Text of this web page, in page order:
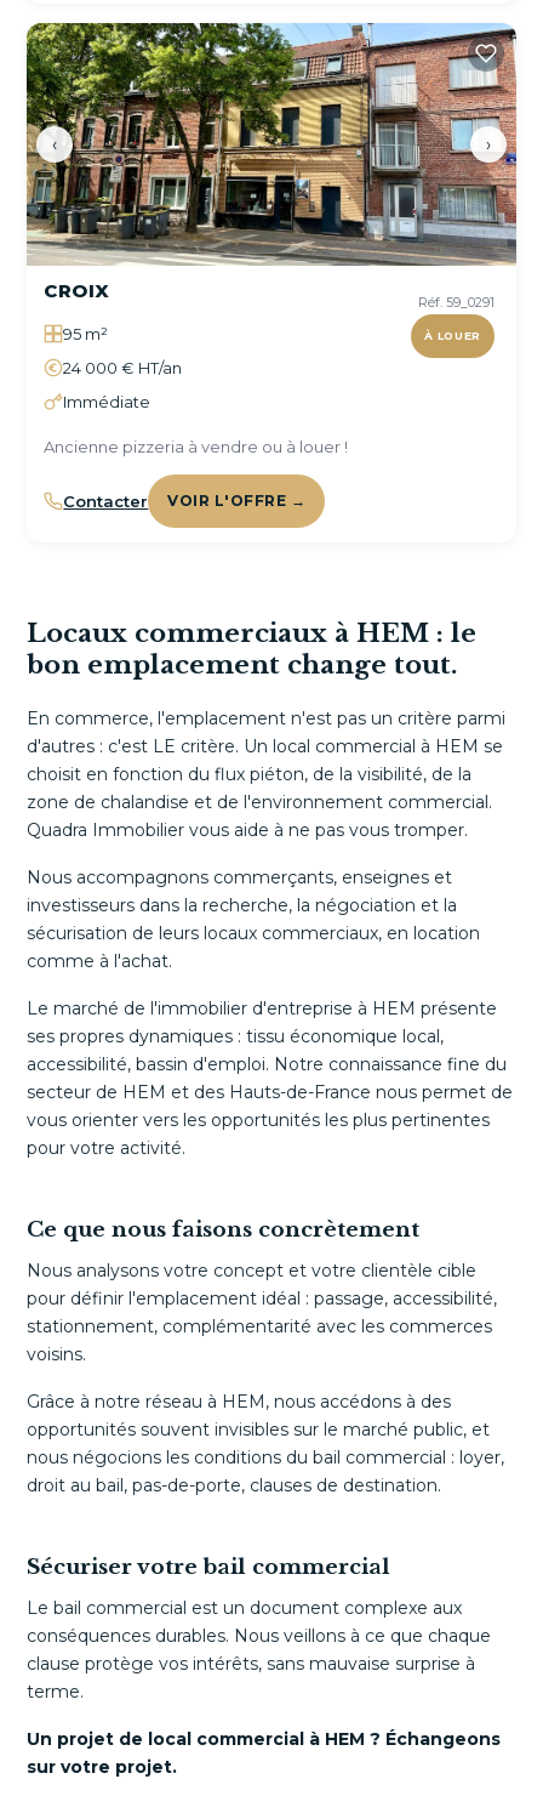
‹ ›
Réf. 59_0291
À LOUER
CROIX
95 m²
24 000 € HT/an
Immédiate
Ancienne pizzeria à vendre ou à louer !
Contacter VOIR L'OFFRE →
Locaux commerciaux à HEM : le
bon emplacement change tout.
En commerce, l'emplacement n'est pas un critère parmi
d'autres : c'est LE critère. Un local commercial à HEM se
choisit en fonction du flux piéton, de la visibilité, de la
zone de chalandise et de l'environnement commercial.
Quadra Immobilier vous aide à ne pas vous tromper.
Nous accompagnons commerçants, enseignes et
investisseurs dans la recherche, la négociation et la
sécurisation de leurs locaux commerciaux, en location
comme à l'achat.
Le marché de l'immobilier d'entreprise à HEM présente
ses propres dynamiques : tissu économique local,
accessibilité, bassin d'emploi. Notre connaissance fine du
secteur de HEM et des Hauts-de-France nous permet de
vous orienter vers les opportunités les plus pertinentes
pour votre activité.
Ce que nous faisons concrètement
Nous analysons votre concept et votre clientèle cible
pour définir l'emplacement idéal : passage, accessibilité,
stationnement, complémentarité avec les commerces
voisins.
Grâce à notre réseau à HEM, nous accédons à des
opportunités souvent invisibles sur le marché public, et
nous négocions les conditions du bail commercial : loyer,
droit au bail, pas-de-porte, clauses de destination.
Sécuriser votre bail commercial
Le bail commercial est un document complexe aux
conséquences durables. Nous veillons à ce que chaque
clause protège vos intérêts, sans mauvaise surprise à
terme.
Un projet de local commercial à HEM ? Échangeons
sur votre projet.